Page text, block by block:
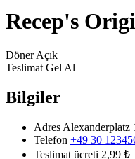
Recep's
Döner Açık
Teslimat Gel Al
Bilgiler
Adres Alexanderplatz
Telefon +49 30
Teslimat ücreti 2,99 ₺